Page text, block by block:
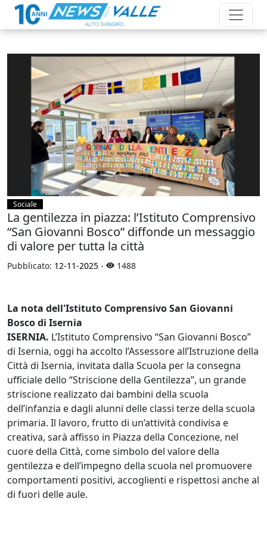
Sociale
La gentilezza in piazza: l’Istituto Comprensivo
“San Giovanni Bosco” diffonde un messaggio
di valore per tutta la città
Pubblicato: 12-11-2025 - 1488
La nota dell'Istituto Comprensivo San Giovanni
Bosco di Isernia
ISERNIA. L’Istituto Comprensivo “San Giovanni Bosco”
di Isernia, oggi ha accolto l’Assessore all’Istruzione della
Città di Isernia, invitata dalla Scuola per la consegna
ufficiale dello “Striscione della Gentilezza”, un grande
striscione realizzato dai bambini della scuola
dell’infanzia e dagli alunni delle classi terze della scuola
primaria. Il lavoro, frutto di un’attività condivisa e
creativa, sarà affisso in Piazza della Concezione, nel
cuore della Città, come simbolo del valore della
gentilezza e dell’impegno della scuola nel promuovere
comportamenti positivi, accoglienti e rispettosi anche al
di fuori delle aule.